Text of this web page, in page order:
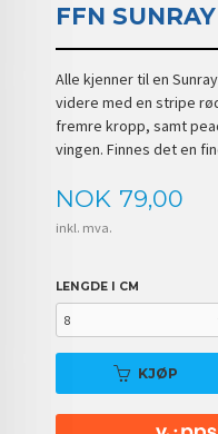
FFN
Alle kjenner til en
videre med en stripe
fremre kropp, samt
vingen. Finnes det en
Pris
NOK 79,00
inkl. mva.
LENGDE I CM
KJØP